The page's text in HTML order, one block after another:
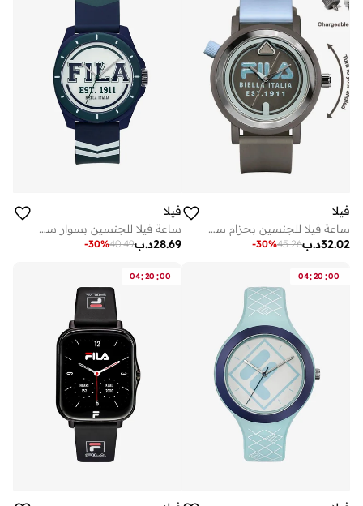
فيلا
ساعة فيلا للجنسين بحزام سيليكون أزرق رمادي وهيكل معدني 38-341-005
د.ب32.02
45.26
-30%
فيلا
ساعة فيلا للجنسين بسوار سيليكون أزرق 43 مم
د.ب28.69
40.49
-30%
04:20 :00
04:20 :00